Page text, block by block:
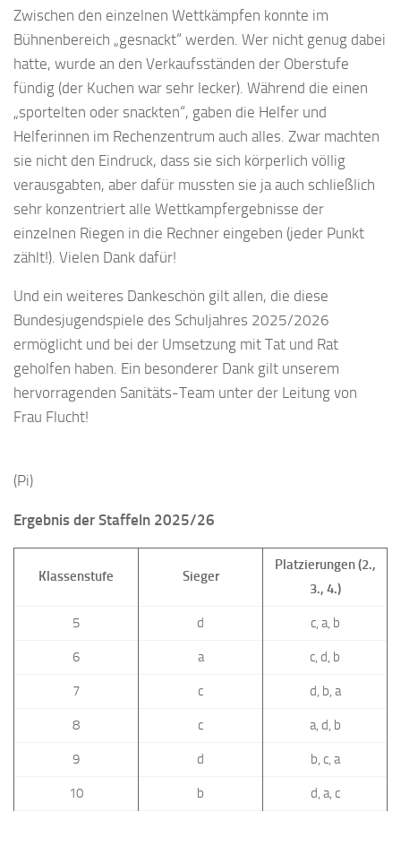
Zwischen den einzelnen Wettkämpfen konnte im
Bühnenbereich „gesnackt“ werden. Wer nicht genug dabei
hatte, wurde an den Verkaufsständen der Oberstufe
fündig (der Kuchen war sehr lecker). Während die einen
„sportelten oder snackten“, gaben die Helfer und
Helferinnen im Rechenzentrum auch alles. Zwar machten
sie nicht den Eindruck, dass sie sich körperlich völlig
verausgabten, aber dafür mussten sie ja auch schließlich
sehr konzentriert alle Wettkampfergebnisse der
einzelnen Riegen in die Rechner eingeben (jeder Punkt
zählt!). Vielen Dank dafür!
Und ein weiteres Dankeschön gilt allen, die diese
Bundesjugendspiele des Schuljahres 2025/2026
ermöglicht und bei der Umsetzung mit Tat und Rat
geholfen haben. Ein besonderer Dank gilt unserem
hervorragenden Sanitäts-Team unter der Leitung von
Frau Flucht!
(Pi)
Ergebnis der Staffeln 2025/26
Klassenstufe Sieger
Platzierungen (2.,
3., 4.)
5 d c, a, b
6 a c, d, b
7 c d, b, a
8 c a, d, b
9 d b, c, a
10 b d, a, c